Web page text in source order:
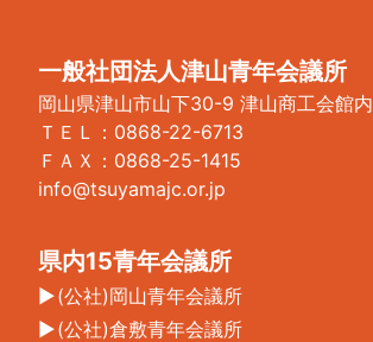
一般社団法人津山青年会議所
岡山県津山市山下30-9 津山商工会館内
ＴＥＬ：0868-22-6713
ＦＡＸ：0868-25-1415
info@tsuyamajc.or.jp
県内15青年会議所
(公社)岡山青年会議所
(公社)倉敷青年会議所